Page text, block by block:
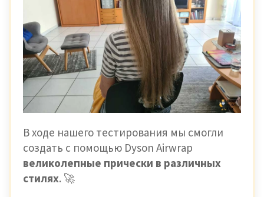
В ходе нашего тестирования мы смогли
создать с помощью Dyson Airwrap
великолепные прически в различных
стилях. 🚀